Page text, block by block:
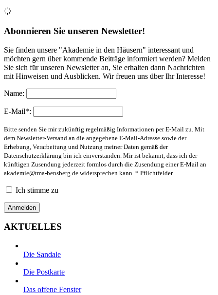
Abonnieren Sie unseren Newsletter!
Sie finden unsere "Akademie in den Häusern" interessant und
möchten gern über kommende Beiträge informiert werden? Melden
Sie sich für unseren Newsletter an, Sie erhalten dann Nachrichten
mit Hinweisen und Ausblicken. Wir freuen uns über Ihr Interesse!
Name:
E-Mail*:
Bitte senden Sie mir zukünftig regelmäßig Informationen per E-Mail zu. Mit
dem Newsletter-Versand an die angegebene E-Mail-Adresse sowie der
Erhebung, Verarbeitung und Nutzung meiner Daten gemäß der
Datenschutzerklärung bin ich einverstanden. Mir ist bekannt, dass ich der
künftigen Zusendung jederzeit formlos durch die Zusendung einer E-Mail an
akademie@tma-bensberg.de widersprechen kann. * Pflichtfelder
Ich stimme zu
AKTUELLES
Die Sandale
Die Postkarte
Das offene Fenster